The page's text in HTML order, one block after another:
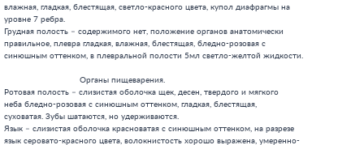
влажная, гладкая, блестящая, светло-красного цвета, купол диафрагмы на
уровне 7 ребра.
Грудная полость – содержимого нет, положение органов анатомически
правильное, плевра гладкая, влажная, блестящая, бледно-розовая с
синюшным оттенком, в плевральной полости 5мл светло-желтой жидкости.
                               Органы пищеварения.
Ротовая полость – слизистая оболочка щек, десен, твердого и мягкого
неба бледно-розовая с синюшным оттенком, гладкая, блестящая,
суховатая. Зубы шатаются, но удерживаются.
Язык – слизистая оболочка красноватая с синюшным оттенком, на разрезе
язык серовато-красного цвета, волокнистость хорошо выражена, умеренно-